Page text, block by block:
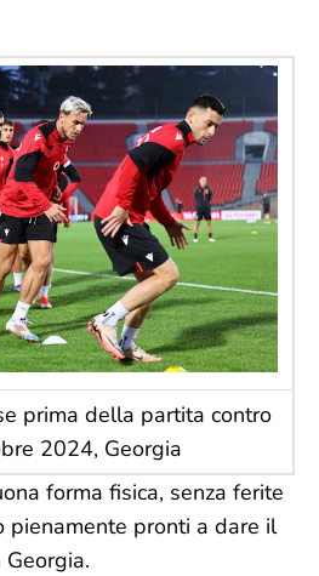
prima della partita contro
2024, Georgia
forma fisica, senza ferite
pienamente pronti a dare il